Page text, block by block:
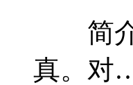
简介
真。对